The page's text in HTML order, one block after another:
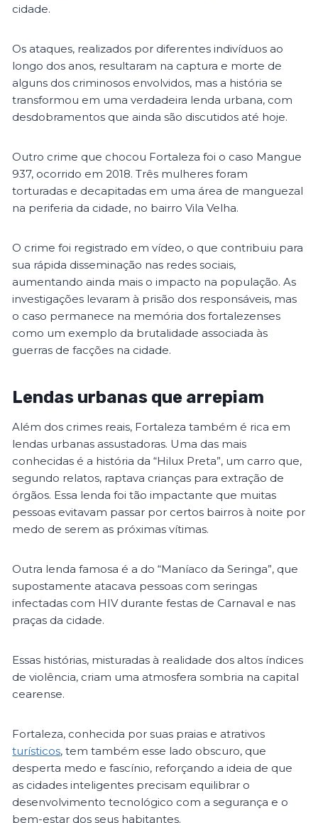
cidade.
Os ataques, realizados por diferentes indivíduos ao
longo dos anos, resultaram na captura e morte de
alguns dos criminosos envolvidos, mas a história se
transformou em uma verdadeira lenda urbana, com
desdobramentos que ainda são discutidos até hoje​.
Outro crime que chocou Fortaleza foi o caso Mangue
937, ocorrido em 2018. Três mulheres foram
torturadas e decapitadas em uma área de manguezal
na periferia da cidade, no bairro Vila Velha.
O crime foi registrado em vídeo, o que contribuiu para
sua rápida disseminação nas redes sociais,
aumentando ainda mais o impacto na população. As
investigações levaram à prisão dos responsáveis, mas
o caso permanece na memória dos fortalezenses
como um exemplo da brutalidade associada às
guerras de facções na cidade.
Lendas urbanas que arrepiam
Além dos crimes reais, Fortaleza também é rica em
lendas urbanas assustadoras. Uma das mais
conhecidas é a história da “Hilux Preta”, um carro que,
segundo relatos, raptava crianças para extração de
órgãos. Essa lenda foi tão impactante que muitas
pessoas evitavam passar por certos bairros à noite por
medo de serem as próximas vítimas.
Outra lenda famosa é a do “Maníaco da Seringa”, que
supostamente atacava pessoas com seringas
infectadas com HIV durante festas de Carnaval e nas
praças da cidade​.
Essas histórias, misturadas à realidade dos altos índices
de violência, criam uma atmosfera sombria na capital
cearense.
Fortaleza, conhecida por suas praias e atrativos
turísticos, tem também esse lado obscuro, que
desperta medo e fascínio, reforçando a ideia de que
as cidades inteligentes precisam equilibrar o
desenvolvimento tecnológico com a segurança e o
bem-estar dos seus habitantes.